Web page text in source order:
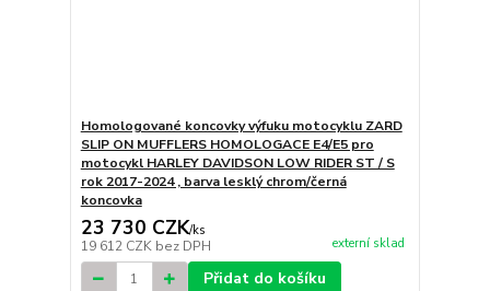
Homologované koncovky výfuku motocyklu ZARD
SLIP ON MUFFLERS HOMOLOGACE E4/E5 pro
motocykl HARLEY DAVIDSON LOW RIDER ST / S
rok 2017-2024 , barva lesklý chrom/černá
koncovka
23 730 CZK/ks
19 612 CZK bez DPH externí sklad
Přidat do košíku